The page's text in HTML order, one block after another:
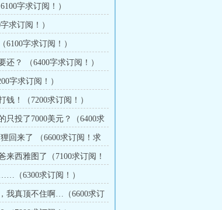
字求订阅！）
求订阅！）
6100字求订阅！）
还？ （6400字求订阅！）
字求订阅！）
钱！（7200求订阅！）
只投了7000美元？（6400求
回来了 （6600求订阅！求
来西雅图了（7100求订阅！
（6300求订阅！）
我真顶不住啊…（6600求订